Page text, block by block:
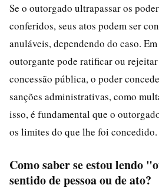
Se o outorgado ultrapassar os
conferidos, seus atos podem ser
anuláveis, dependendo do caso.
outorgante pode ratificar ou rejeitar
concessão pública, o poder
sanções administrativas, como
isso, é fundamental que o
os limites do que lhe foi concedido.
Como saber se estou lendo
sentido de pessoa ou de ato?